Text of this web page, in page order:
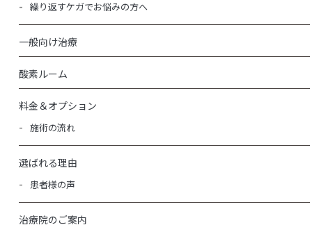
繰り返すケガでお悩みの方へ
一般向け治療
酸素ルーム
料金＆オプション
施術の流れ
選ばれる理由
患者様の声
治療院のご案内